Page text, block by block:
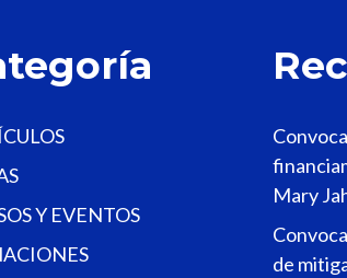
Y EVENTOS
Mary
de